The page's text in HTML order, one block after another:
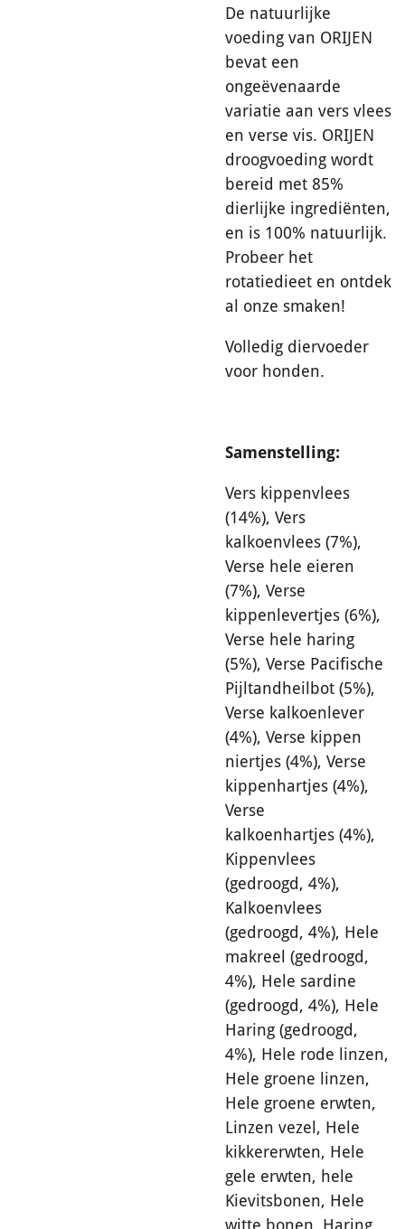
De natuurlijke
voeding van ORIJEN
bevat een
ongeëvenaarde
variatie aan vers vlees
en verse vis. ORIJEN
droogvoeding wordt
bereid met 85%
dierlijke ingrediënten,
en is 100% natuurlijk.
Probeer het
rotatiedieet en ontdek
al onze smaken!
Volledig diervoeder
voor honden.
Samenstelling:
Vers kippenvlees
(14%), Vers
kalkoenvlees (7%),
Verse hele eieren
(7%), Verse
kippenlevertjes (6%),
Verse hele haring
(5%), Verse Pacifische
Pijltandheilbot (5%),
Verse kalkoenlever
(4%), Verse kippen
niertjes (4%), Verse
kippenhartjes (4%),
Verse
kalkoenhartjes (4%),
Kippenvlees
(gedroogd, 4%),
Kalkoenvlees
(gedroogd, 4%), Hele
makreel (gedroogd,
4%), Hele sardine
(gedroogd, 4%), Hele
Haring (gedroogd,
4%), Hele rode linzen,
Hele groene linzen,
Hele groene erwten,
Linzen vezel, Hele
kikkererwten, Hele
gele erwten, hele
Kievitsbonen, Hele
witte bonen, Haring